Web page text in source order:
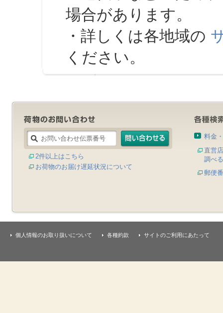
場合があります。
・詳しくは各地域の
ください。
2件以上はこちら
お荷物のお届け遅延状況について
料金
直営
調べる
郵便
個人情報のお取り扱いについて 各種約款 サイトのご利用にあたって